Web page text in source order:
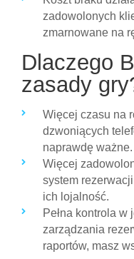
zadowolonych
zmarnowane na
Dlaczego
zasady
Więcej czasu na
dzwoniących
naprawdę ważne.
Więcej
system
ich lojalność.
Pełna kontrola w
zarządzania
raportów, masz